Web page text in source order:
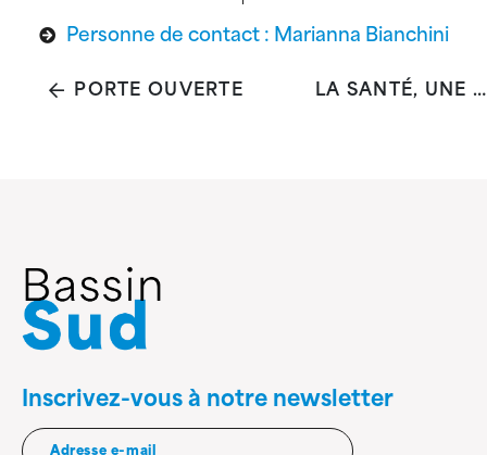
Personne de contact : Marianna Bianchini
PORTE OUVERTE LA SANTÉ, UNE RESSOURCE POUR CHACUN·E ET L'AFFAIRE DE TOUT·ES ?
Inscrivez-vous à notre newsletter